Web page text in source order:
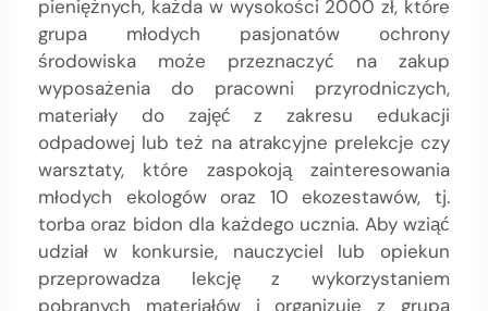
pieniężnych, każda w wysokości 2000 zł, które
grupa młodych pasjonatów ochrony
środowiska może przeznaczyć na zakup
wyposażenia do pracowni przyrodniczych,
materiały do zajęć z zakresu edukacji
odpadowej lub też na atrakcyjne prelekcje czy
warsztaty, które zaspokoją zainteresowania
młodych ekologów oraz 10 ekozestawów, tj.
torba oraz bidon dla każdego ucznia. Aby wziąć
udział w konkursie, nauczyciel lub opiekun
przeprowadza lekcję z wykorzystaniem
pobranych materiałów i organizuje z grupą